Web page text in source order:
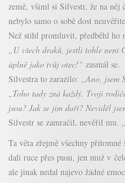
země, všiml si Silvestr, že na
nebylo samo o sobě dost
Než stihl promluvit, předběhl ho
„U všech draků, jestli tohle není
úplně jako tvůj otec!“ zasmál se.
Silvestra to zarazilo: „Ano, jsem
„Toho tady zná každý. Tvoji
jsou? Jak se jim daří? Neviděl
Silvestr se zamračil, nevěřil mu.
Ta věta zřejmě všechny
dali ruce přes pusu, jen muž v
ale jinak nedal najevo žádné